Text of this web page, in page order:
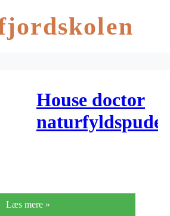
House doctor
naturfyldspude
Læs mere »